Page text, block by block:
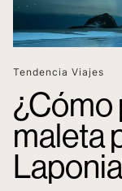
Tendencia Viajes
¿Cómo
maleta